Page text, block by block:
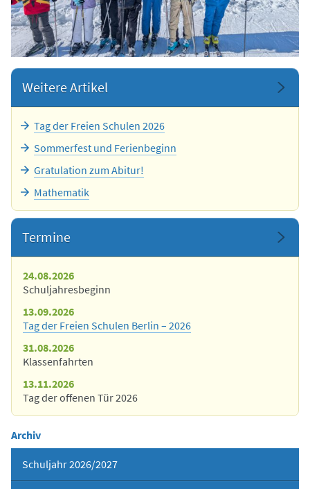
Weitere Artikel
Tag der Freien Schulen 2026
Sommerfest und Ferienbeginn
Gratulation zum Abitur!
Mathematik
Termine
24.08.2026
Schuljahresbeginn
13.09.2026
Tag der Freien Schulen Berlin – 2026
31.08.2026
Klassenfahrten
13.11.2026
Tag der offenen Tür 2026
Archiv
Schuljahr 2026/2027